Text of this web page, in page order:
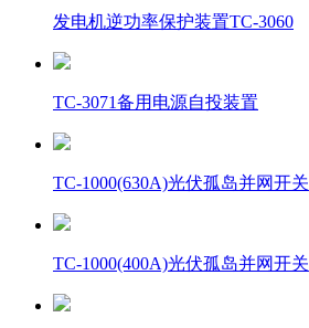
发电机逆功率保护装置TC-3060
TC-3071备用电源自投装置
TC-1000(630A)光伏孤岛并网开关
TC-1000(400A)光伏孤岛并网开关